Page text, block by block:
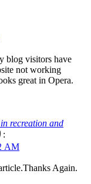
blog visitors have
not working
great in Opera.
recreation and
:
AM
Again.